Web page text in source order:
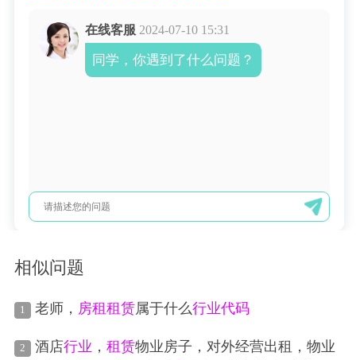
在线客服 2024-07-10 15:31
同学，你遇到了什么问题？
相似问题
1 老师， 房租 租赁属于什么行业代码
2 酒店行业 ， 租赁物业房子，对外经营出租，物业